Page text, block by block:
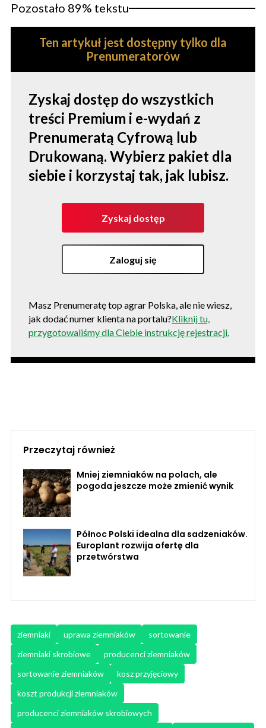
Pozostało 89% tekstu
Ten artykuł jest dostępny tylko dla
Prenumeratorów
Zyskaj dostęp do wszystkich
treści Premium i e-wydań z
Prenumeratą Cyfrową lub
Drukowaną. Wybierz pakiet dla
siebie i korzystaj tak, jak lubisz.
Zyskaj dostęp
Zaloguj się
Masz Prenumeratę top agrar Polska, ale nie wiesz,
jak dodać numer klienta na portalu?Kliknij tu,
przygotowaliśmy dla Ciebie instrukcję rejestracji.
Przeczytaj również
Mniej ziemniaków na polach, ale
pogoda jeszcze może zmienić wynik
Północ Polski idealna dla sadzeniaków.
Europlant rozwija ofertę dla
przetwórstwa
ziemniaki uprawa ziemniaków
sortowanie
ziemniaki skrobiowe
producenci ziemniaków
sortowanie ziemniaków
kosz przyjęciowy
koszt produkcji ziemniaków
producenci ziemniaków skrobiowych